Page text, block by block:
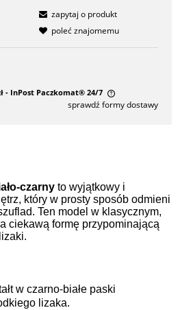
zapytaj o produkt
poleć znajomemu
- InPost Paczkomat® 24/7
kosztów płatności
sprawdź formy dostawy
czarny to wyjątkowy i
który w prosty sposób odmieni
Ten model w klasycznym,
ciekawą formę przypominającą
w czarno-białe paski
lizaka.